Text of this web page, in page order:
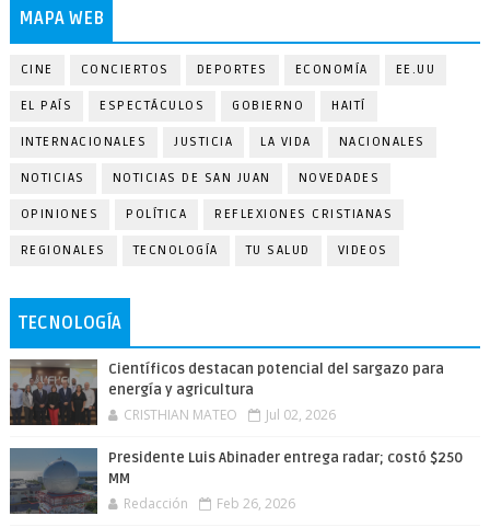
MAPA WEB
CINE CONCIERTOS DEPORTES ECONOMÍA EE.UU
EL PAÍS ESPECTÁCULOS GOBIERNO HAITÍ
INTERNACIONALES JUSTICIA LA VIDA NACIONALES
NOTICIAS NOTICIAS DE SAN JUAN NOVEDADES
OPINIONES POLÍTICA REFLEXIONES CRISTIANAS
REGIONALES TECNOLOGÍA TU SALUD VIDEOS
TECNOLOGÍA
Científicos destacan potencial del sargazo para
energía y agricultura
CRISTHIAN MATEO Jul 02, 2026
Presidente Luis Abinader entrega radar; costó $250
MM
Redacción Feb 26, 2026